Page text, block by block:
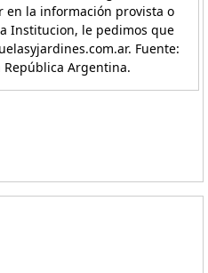
en la información provista o
Institucion, le pedimos que
Fuente:
Argentina.